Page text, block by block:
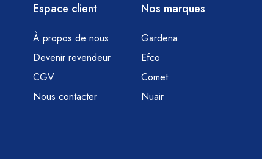
Espace client
À propos de nous
Devenir revendeur
CGV
Nous contacter
Nos marques
Gardena
Efco
Comet
Nuair